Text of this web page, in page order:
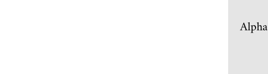
وتشير البيانات المتاحة إلى أن الفيروس الأصلي والمتغيرات المبكرة الأخرى مثل Alpha